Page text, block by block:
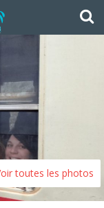
toutes les photos